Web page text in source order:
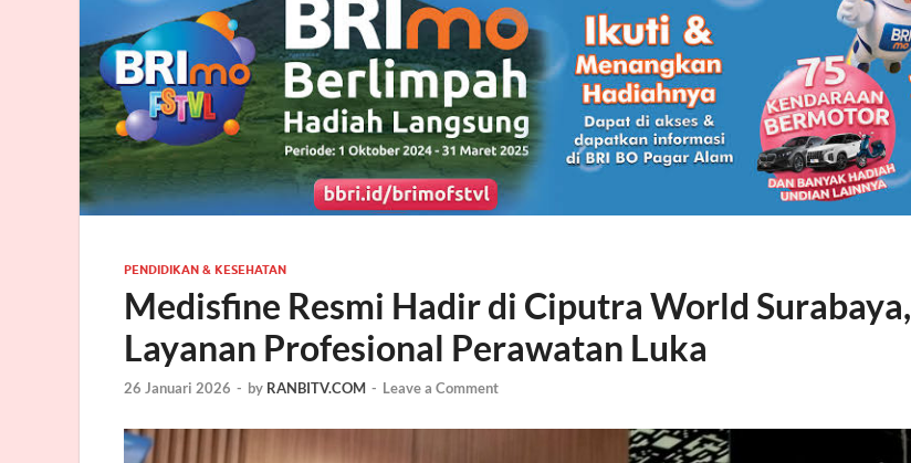
PENDIDIKAN & KESEHATAN
Medisfine Resmi Hadir di Ciputra World Surabaya,
Layanan Profesional Perawatan Luka
26 Januari 2026 - by RANBITV.COM - Leave a Comment